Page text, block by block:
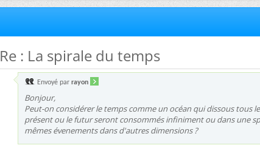
Re : La spirale du temps
Envoyé par rayon
Bonjour,
Peut-on considérer le temps comme un océan qui dissous tous
présent ou le futur seront consommés infiniment ou dans une
mêmes évenements dans d'autres dimensions ?